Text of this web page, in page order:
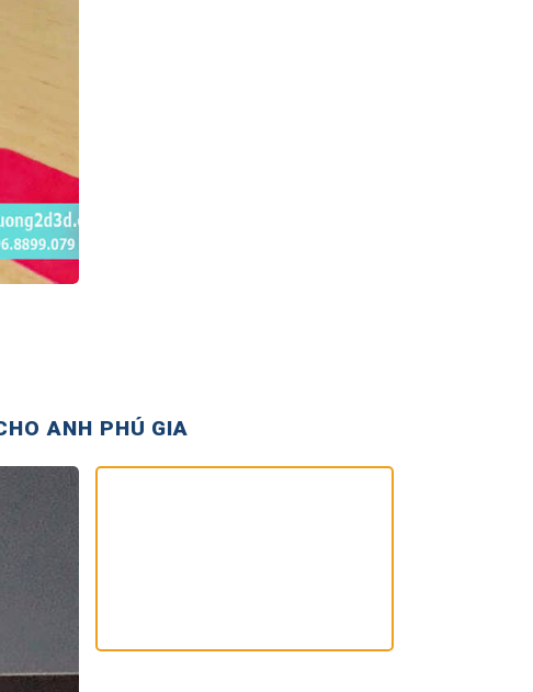
ANH PHÚ GIA